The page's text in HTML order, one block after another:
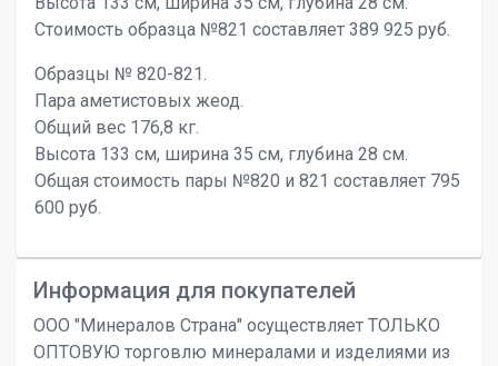
Стоимость образца №821 составляет 389 925 руб.
Образцы № 820-821.
Пара аметистовых жеод.
Общий вес 176,8 кг.
Высота 133 см, ширина 35 см, глубина 28 см.
Общая стоимость пары №820 и 821 составляет 795
600 руб.
Информация для покупателей
ООО "Минералов Страна" осуществляет ТОЛЬКО
ОПТОВУЮ торговлю минералами и изделиями из